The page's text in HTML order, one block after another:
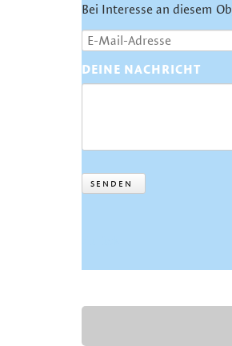
Bei Interesse an diesem
DEINE NACHRICHT
SENDEN
NAVIGATION